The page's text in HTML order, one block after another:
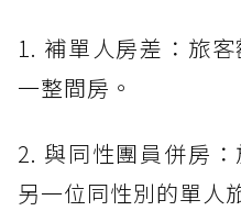
1. 補單人房差：旅
一整間房。
2. 與同性團員併房
另一位同性別的單人